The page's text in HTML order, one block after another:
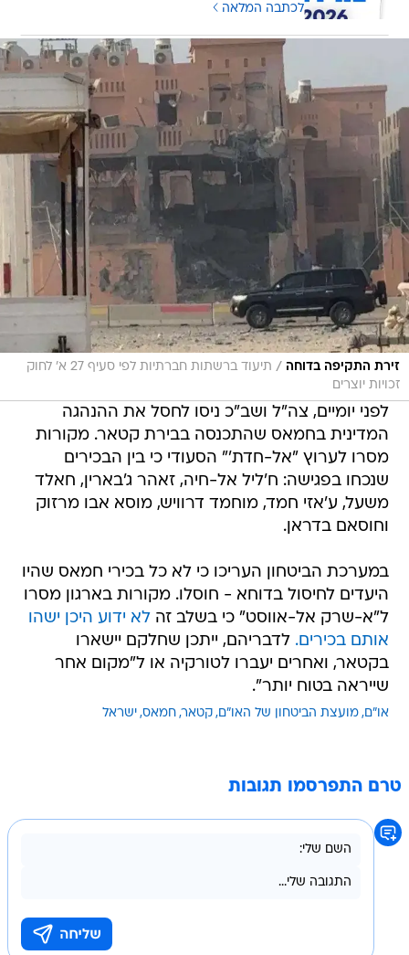
לכתבה המלאה
זירת התקיפה בדוחה /
תיעוד ברשתות חברתיות לפי סעיף 27 א' לחוק
זכויות יוצרים
לפני יומיים, צה"ל ושב"כ ניסו לחסל את ההנהגה
המדינית בחמאס שהתכנסה בבירת קטאר. מקורות
מסרו לערוץ "אל-חדת'" הסעודי כי בין הבכירים
שנכחו בפגישה: ח'ליל אל-חיה, זאהר ג'בארין, חאלד
משעל, ע'אזי חמד, מוחמד דרוויש, מוסא אבו מרזוק
וחוסאם בדראן.
במערכת הביטחון העריכו כי לא כל בכירי חמאס שהיו
היעדים לחיסול בדוחא - חוסלו. מקורות בארגון מסרו
ל"א-שרק אל-אווסט" כי בשלב זהלא ידוע היכן ישהו
אותם בכירים. לדבריהם, ייתכן שחלקם יישארו
בקטאר, ואחרים יעברו לטורקיה או ל"מקום אחר
שייראה בטוח יותר".
או"ם מועצת הביטחון של האו"ם קטאר חמאס ישראל
טרם התפרסמו תגובות